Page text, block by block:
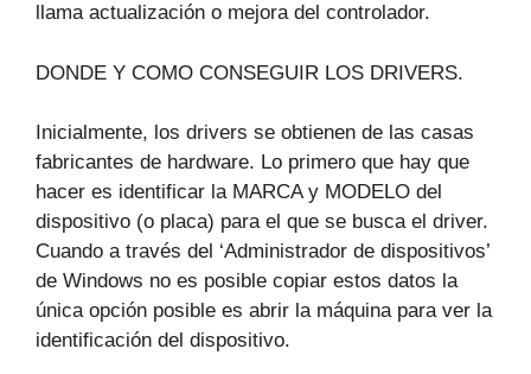
llama actualización o mejora del controlador.
DONDE Y COMO CONSEGUIR LOS DRIVERS.
Inicialmente, los drivers se obtienen de las casas
fabricantes de hardware. Lo primero que hay que
hacer es identificar la MARCA y MODELO del
dispositivo (o placa) para el que se busca el driver.
Cuando a través del ‘Administrador de dispositivos’
de Windows no es posible copiar estos datos la
única opción posible es abrir la máquina para ver la
identificación del dispositivo.